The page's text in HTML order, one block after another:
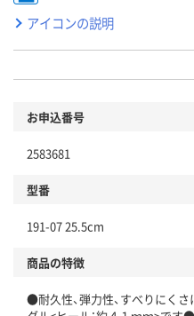
アイコンの説明
お申込番号
2583681
型番
191-07 25.5cm
商品の特徴
●耐久性、弾力性、すべりにく